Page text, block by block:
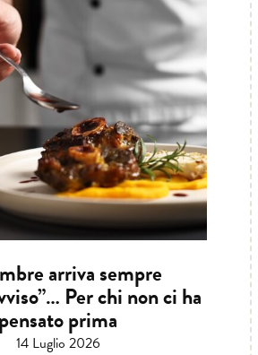
arriva sempre
Per chi non ci ha
pensato prima
14 Luglio 2026